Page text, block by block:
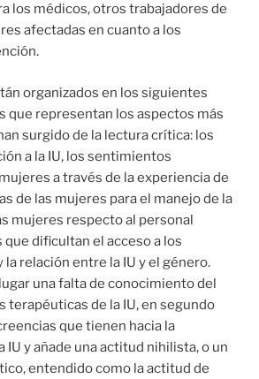
los médicos, otros trabajadores de
afectadas en cuanto a los
organizados en los siguientes
que representan los aspectos más
surgido de la lectura crítica: los
a la IU, los sentimientos
a través de la experiencia de
de las mujeres para el manejo de la
mujeres respecto al personal
dificultan el acceso a los
la relación entre la IU y el género.
una falta de conocimiento del
terapéuticas de la IU, en segundo
que tienen hacia la
IU y añade una actitud nihilista, o un
entendido como la actitud de